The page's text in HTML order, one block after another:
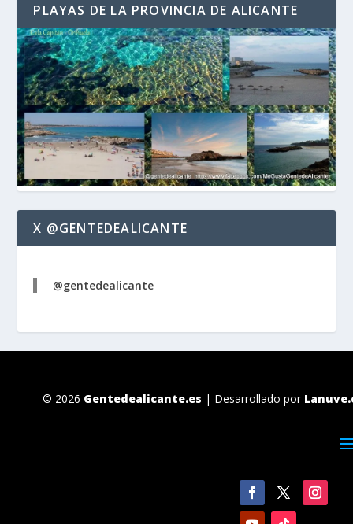
PLAYAS DE LA PROVINCIA DE ALICANTE
X @GENTEDEALICANTE
@gentedealicante
© 2026 Gentedealicante.es | Desarrollado por